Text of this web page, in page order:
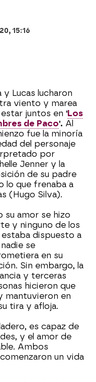
15:16
y Lucas lucharon
viento y marea
juntos en 'Los
de Paco'. Al
fue la minoría
del personaje
por
Jenner y la
de su padre
lo que frenaba a
(Hugo Silva).
su amor se hizo
y ninguno de los
dispuesto a
se
en su
Sin embargo, la
y terceras
hicieron que
mantuvieron en
tira y afloja.
es capaz de
y el amor de
Ambos
un vida